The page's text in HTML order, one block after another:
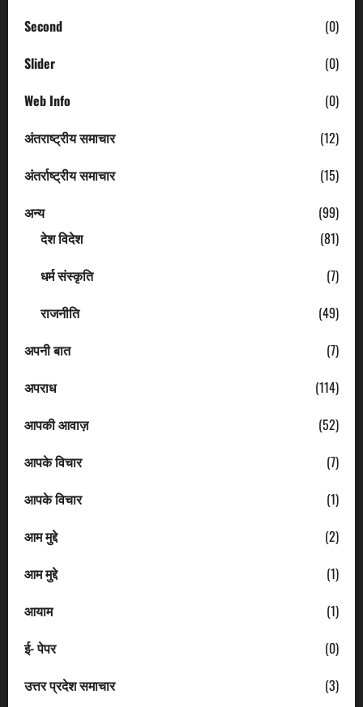
Second
(0)
Slider
(0)
Web Info
(0)
अंतराष्ट्रीय समाचार
(12)
अंतर्राष्ट्रीय समाचार
(15)
अन्य
(99)
देश विदेश
(81)
धर्म संस्कृति
(7)
राजनीति
(49)
अपनी बात
(7)
अपराध
(114)
आपकी आवाज़
(52)
आपके विचार
(7)
आपके विचार
(1)
आम मुद्दे
(2)
आम मुद्दे
(1)
आयाम
(1)
ई- पेपर
(0)
उत्तर प्रदेश समाचार
(3)